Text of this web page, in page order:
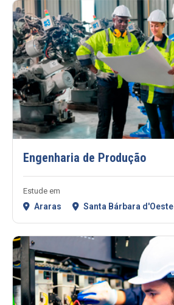
Engenharia de Produção
Estude em
Araras Santa Bárbara d'Oeste